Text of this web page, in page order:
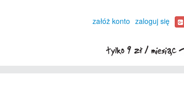
załóż konto zaloguj się